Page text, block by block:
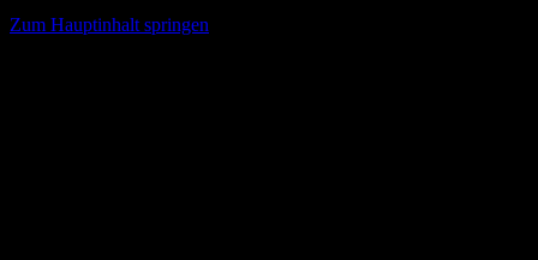
Zum Hauptinhalt springen